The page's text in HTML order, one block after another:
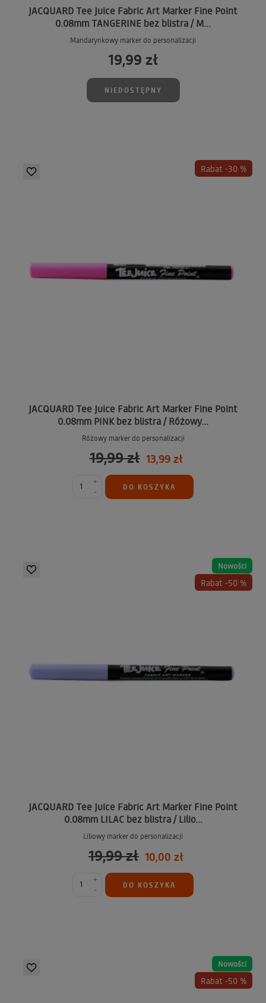
JACQUARD Tee Juice Fabric Art Marker Fine Point
0.08mm TANGERINE bez blistra / M...
Mandarynkowy marker do personalizacji
19,99 zł
NIEDOSTĘPNY
Rabat -30 %
JACQUARD Tee Juice Fabric Art Marker Fine Point
0.08mm PINK bez blistra / Różowy...
Różowy marker do personalizacji
19,99 zł 13,99 zł
-
+
DO KOSZYKA
Nowości
Rabat -50 %
JACQUARD Tee Juice Fabric Art Marker Fine Point
0.08mm LILAC bez blistra / Lilio...
Liliowy marker do personalizacji
19,99 zł 10,00 zł
-
+
DO KOSZYKA
Nowości
Rabat -50 %